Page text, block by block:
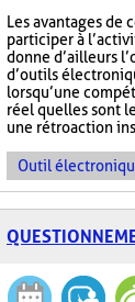
Les avantages de
participer à
donne d’ailleurs
d’outils
lorsqu’une
réel quelles sont
une rétroaction
Outil